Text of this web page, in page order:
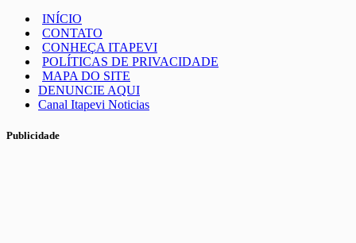
INÍCIO
CONTATO
CONHEÇA ITAPEVI
POLÍTICAS DE PRIVACIDADE
MAPA DO SITE
DENUNCIE AQUI
Canal Itapevi Noticias
Publicidade